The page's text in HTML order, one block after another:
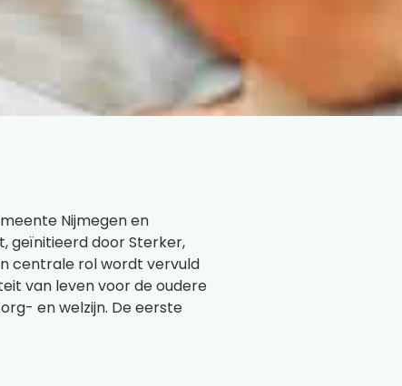
Nijmegen en
geïnitieerd door Sterker,
centrale rol wordt vervuld
van leven voor de oudere
en welzijn. De eerste